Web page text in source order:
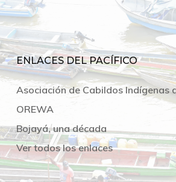
ENLACES DEL PACÍFICO
Asociación de Cabildos Indígenas
OREWA
Bojayá, una década
Ver todos los enlaces